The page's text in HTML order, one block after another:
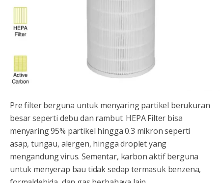
Pre filter berguna untuk menyaring partikel berukuran
besar seperti debu dan rambut. HEPA Filter bisa
menyaring 95% partikel hingga 0.3 mikron seperti
asap, tungau, alergen, hingga droplet yang
mengandung virus. Sementar, karbon aktif berguna
untuk menyerap bau tidak sedap termasuk benzena,